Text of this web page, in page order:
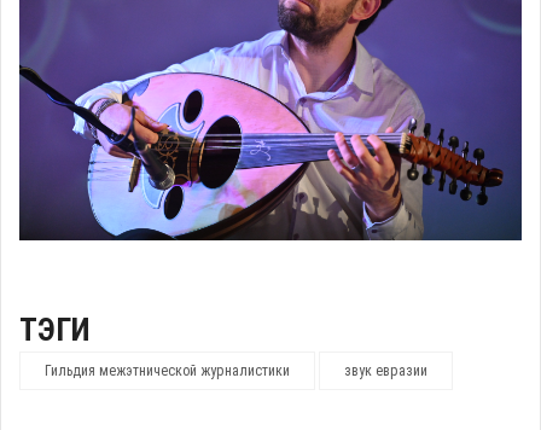
ТЭГИ
Гильдия межэтнической журналистики звук евразии